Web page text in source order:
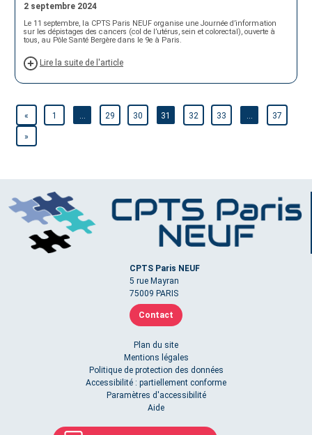
2 septembre 2024
Le 11 septembre, la CPTS Paris NEUF organise une Journée d’information
sur les dépistages des cancers (col de l’utérus, sein et colorectal), ouverte à
tous, au Pôle Santé Bergère dans le 9e à Paris.
Lire la suite de l'article
« 1 … 29 30 31 32 33 … 37
»
CPTS Paris NEUF
5 rue Mayran
75009 PARIS
Contact
Plan du site
Mentions légales
Politique de protection des données
Accessibilité : partiellement conforme
Paramètres d'accessibilité
Aide